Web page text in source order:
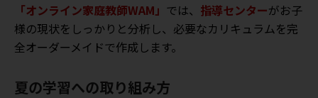
「オンライン家庭教師WAM」 では、 指導センターがお子
様の現状をしっかりと分析し、必要なカリキュラムを完
全オーダーメイドで作成します。
夏の学習への取り組み方